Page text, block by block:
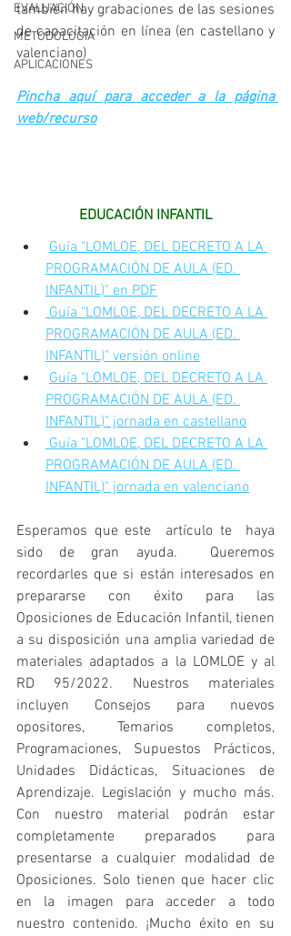
EVALUACIÓN
METODOLOGIA
APLICACIONES
también hay grabaciones de las sesiones
de capacitación en línea (en castellano y
valenciano)
Pincha aquí para acceder a la página
web/recurso
EDUCACIÓN INFANTIL
Guía "LOMLOE, DEL DECRETO A LA
PROGRAMACIÓN DE AULA (ED.
INFANTIL)" en PDF
Guía "LOMLOE, DEL DECRETO A LA
PROGRAMACIÓN DE AULA (ED.
INFANTIL)" versión online
Guía "LOMLOE, DEL DECRETO A LA
PROGRAMACIÓN DE AULA (ED.
INFANTIL)" jornada en castellano
Guía "LOMLOE, DEL DECRETO A LA
PROGRAMACIÓN DE AULA (ED.
INFANTIL)" jornada en valenciano
Esperamos que este  artículo te  haya
sido de gran ayuda.  Queremos
recordarles que si están interesados en
prepararse con éxito para las
Oposiciones de Educación Infantil, tienen
a su disposición una amplia variedad de
materiales adaptados a la LOMLOE y al
RD 95/2022. Nuestros materiales
incluyen Consejos para nuevos
opositores, Temarios completos,
Programaciones, Supuestos Prácticos,
Unidades Didácticas, Situaciones de
Aprendizaje. Legislación y mucho más.
Con nuestro material podrán estar
completamente preparados para
presentarse a cualquier modalidad de
Oposiciones. Solo tienen que hacer clic
en la imagen para acceder a todo
nuestro contenido. ¡Mucho éxito en su